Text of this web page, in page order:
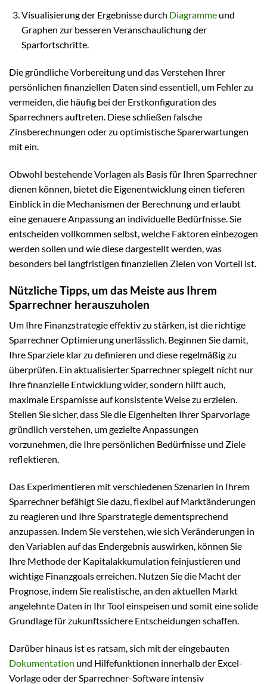
Visualisierung der Ergebnisse durch Diagrammeund
Graphen zur besseren Veranschaulichung der
Sparfortschritte.
Die gründliche Vorbereitung und das Verstehen Ihrer
persönlichen finanziellen Daten sind essentiell, um Fehler zu
vermeiden, die häufig bei der Erstkonfiguration des
Sparrechners auftreten. Diese schließen falsche
Zinsberechnungen oder zu optimistische Sparerwartungen
mit ein.
Obwohl bestehende Vorlagen als Basis für Ihren Sparrechner
dienen können, bietet die Eigenentwicklung einen tieferen
Einblick in die Mechanismen der Berechnung und erlaubt
eine genauere Anpassung an individuelle Bedürfnisse. Sie
entscheiden vollkommen selbst, welche Faktoren einbezogen
werden sollen und wie diese dargestellt werden, was
besonders bei langfristigen finanziellen Zielen von Vorteil ist.
Nützliche Tipps, um das Meiste aus Ihrem
Sparrechner herauszuholen
Um Ihre Finanzstrategie effektiv zu stärken, ist die richtige
Sparrechner Optimierung unerlässlich. Beginnen Sie damit,
Ihre Sparziele klar zu definieren und diese regelmäßig zu
überprüfen. Ein aktualisierter Sparrechner spiegelt nicht nur
Ihre finanzielle Entwicklung wider, sondern hilft auch,
maximale Ersparnisse auf konsistente Weise zu erzielen.
Stellen Sie sicher, dass Sie die Eigenheiten Ihrer Sparvorlage
gründlich verstehen, um gezielte Anpassungen
vorzunehmen, die Ihre persönlichen Bedürfnisse und Ziele
reflektieren.
Das Experimentieren mit verschiedenen Szenarien in Ihrem
Sparrechner befähigt Sie dazu, flexibel auf Marktänderungen
zu reagieren und Ihre Sparstrategie dementsprechend
anzupassen. Indem Sie verstehen, wie sich Veränderungen in
den Variablen auf das Endergebnis auswirken, können Sie
Ihre Methode der Kapitalakkumulation feinjustieren und
wichtige Finanzgoals erreichen. Nutzen Sie die Macht der
Prognose, indem Sie realistische, an den aktuellen Markt
angelehnte Daten in Ihr Tool einspeisen und somit eine solide
Grundlage für zukunftssichere Entscheidungen schaffen.
Darüber hinaus ist es ratsam, sich mit der eingebauten
Dokumentation und Hilfefunktionen innerhalb der Excel-
Vorlage oder der Sparrechner-Software intensiv